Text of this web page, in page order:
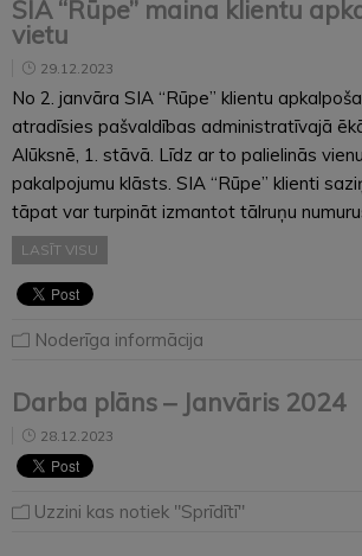
SIA “Rūpe” maina klientu
vietu
29.12.2023
No 2. janvāra SIA “Rūpe” klientu
atradīsies pašvaldības administratīvajā
Alūksnē, 1. stāvā. Līdz ar to palielinās
pakalpojumu klāsts. SIA “Rūpe” klienti
tāpat var turpināt izmantot tālruņu
LASĪT VISU
Noderīga informācija
Darba plāns – Janvāris 2024
28.12.2023
Uzzini kas notiek "Sprīdītī"